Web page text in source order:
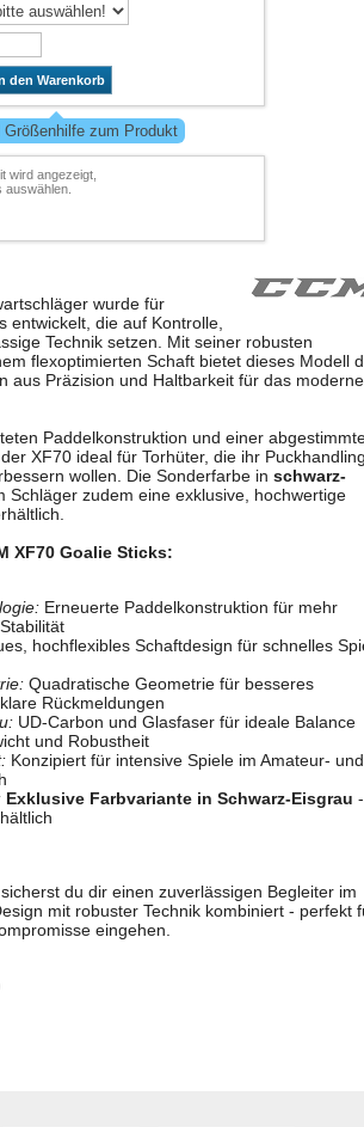
den Warenkorb
Größenhilfe zum Produkt
wird angezeigt,
auswählen.
wurde für
entwickelt, die auf Kontrolle,
Technik setzen. Mit seiner robusten
flexoptimierten Schaft bietet dieses Modell
aus Präzision und Haltbarkeit für das moderne
Paddelkonstruktion und einer
XF70 ideal für Torhüter, die ihr
wollen. Die Sonderfarbe in schwarz-
Schläger zudem eine exklusive, hochwertige
XF70 Goalie Sticks:
Erneuerte Paddelkonstruktion für mehr
hochflexibles Schaftdesign für schnelles
Quadratische Geometrie für besseres
Rückmeldungen
UD-Carbon und Glasfaser für ideale Balance
und Robustheit
Konzipiert für intensive Spiele im Amateur- und
Exklusive Farbvariante in Schwarz-Eisgrau -
du dir einen zuverlässigen Begleiter im
mit robuster Technik kombiniert - perfekt
eingehen.